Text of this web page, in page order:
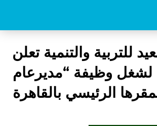
للتربية والتنمية تعلن
لشغل وظيفة “مديرعام
الرئيسي بالقاهرة